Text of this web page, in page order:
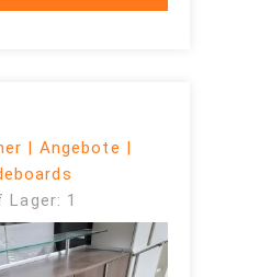
| Angebote |
Lager: 1